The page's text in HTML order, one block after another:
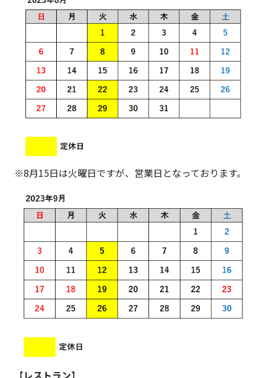
※8月15日は火曜日ですが、営業日となっております。
【レストラン】